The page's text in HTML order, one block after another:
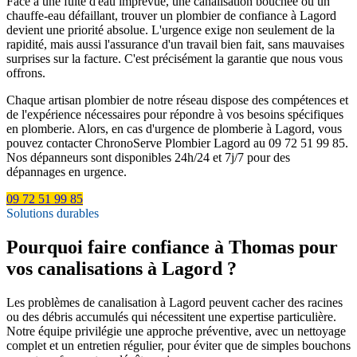
chauffe-eau défaillant, trouver un plombier de confiance à Lagord
devient une priorité absolue. L'urgence exige non seulement de la
rapidité, mais aussi l'assurance d'un travail bien fait, sans mauvaises
surprises sur la facture. C'est précisément la garantie que nous vous
offrons.
Chaque artisan plombier de notre réseau dispose des compétences et
de l'expérience nécessaires pour répondre à vos besoins spécifiques
en plomberie. Alors, en cas d'urgence de plomberie à Lagord, vous
pouvez contacter ChronoServe Plombier Lagord au 09 72 51 99 85.
Nos dépanneurs sont disponibles 24h/24 et 7j/7 pour des
dépannages en urgence.
09 72 51 99 85
Solutions durables
Pourquoi faire confiance à Thomas pour
vos canalisations à Lagord ?
Les problèmes de canalisation à Lagord peuvent cacher des racines
ou des débris accumulés qui nécessitent une expertise particulière.
Notre équipe privilégie une approche préventive, avec un nettoyage
complet et un entretien régulier, pour éviter que de simples bouchons